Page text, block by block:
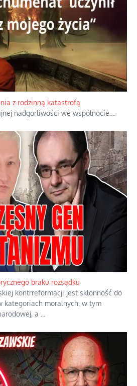
objawienia
na łagodnym wizerunku Maryi,
pełną i bardziej surową treść jej
z rodzinną katastrofą
nadgorliwości we wspólnocie.